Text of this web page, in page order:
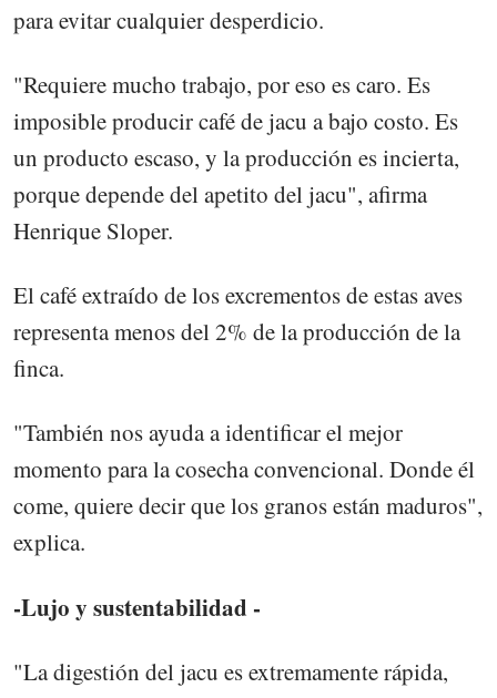
para evitar cualquier desperdicio.
"Requiere mucho trabajo, por eso es caro. Es
imposible producir café de jacu a bajo costo. Es
un producto escaso, y la producción es incierta,
porque depende del apetito del jacu", afirma
Henrique Sloper.
El café extraído de los excrementos de estas aves
representa menos del 2% de la producción de la
finca.
"También nos ayuda a identificar el mejor
momento para la cosecha convencional. Donde él
come, quiere decir que los granos están maduros",
explica.
-Lujo y sustentabilidad -
"La digestión del jacu es extremamente rápida,